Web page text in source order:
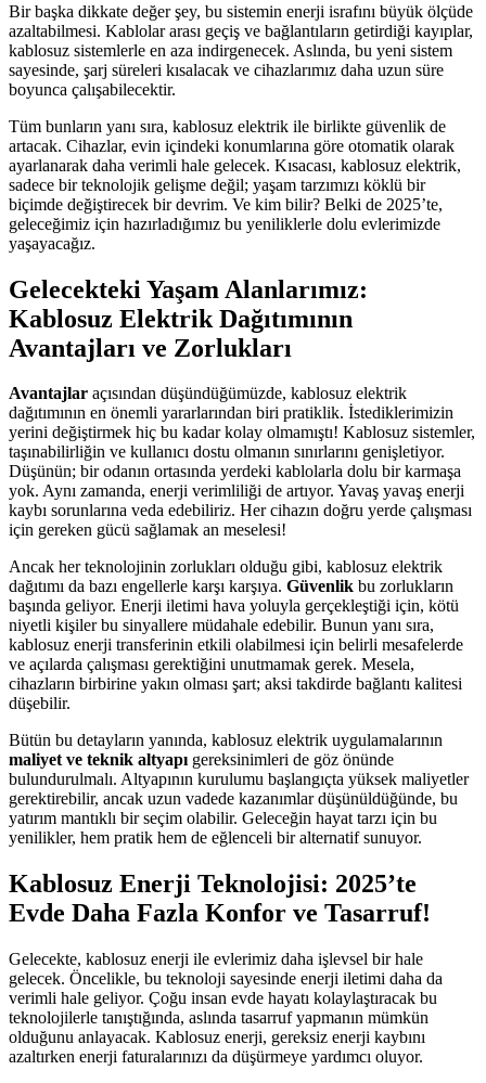
Bir başka dikkate değer şey, bu sistemin enerji israfını büyük ölçüde
azaltabilmesi. Kablolar arası geçiş ve bağlantıların getirdiği kayıplar,
kablosuz sistemlerle en aza indirgenecek. Aslında, bu yeni sistem
sayesinde, şarj süreleri kısalacak ve cihazlarımız daha uzun süre
boyunca çalışabilecektir.
Tüm bunların yanı sıra, kablosuz elektrik ile birlikte güvenlik de
artacak. Cihazlar, evin içindeki konumlarına göre otomatik olarak
ayarlanarak daha verimli hale gelecek. Kısacası, kablosuz elektrik,
sadece bir teknolojik gelişme değil; yaşam tarzımızı köklü bir
biçimde değiştirecek bir devrim. Ve kim bilir? Belki de 2025’te,
geleceğimiz için hazırladığımız bu yeniliklerle dolu evlerimizde
yaşayacağız.
Gelecekteki Yaşam Alanlarımız:
Kablosuz Elektrik Dağıtımının
Avantajları ve Zorlukları
Avantajlar açısından düşündüğümüzde, kablosuz elektrik
dağıtımının en önemli yararlarından biri pratiklik. İstediklerimizin
yerini değiştirmek hiç bu kadar kolay olmamıştı! Kablosuz sistemler,
taşınabilirliğin ve kullanıcı dostu olmanın sınırlarını genişletiyor.
Düşünün; bir odanın ortasında yerdeki kablolarla dolu bir karmaşa
yok. Aynı zamanda, enerji verimliliği de artıyor. Yavaş yavaş enerji
kaybı sorunlarına veda edebiliriz. Her cihazın doğru yerde çalışması
için gereken gücü sağlamak an meselesi!
Ancak her teknolojinin zorlukları olduğu gibi, kablosuz elektrik
dağıtımı da bazı engellerle karşı karşıya. Güvenlik bu zorlukların
başında geliyor. Enerji iletimi hava yoluyla gerçekleştiği için, kötü
niyetli kişiler bu sinyallere müdahale edebilir. Bunun yanı sıra,
kablosuz enerji transferinin etkili olabilmesi için belirli mesafelerde
ve açılarda çalışması gerektiğini unutmamak gerek. Mesela,
cihazların birbirine yakın olması şart; aksi takdirde bağlantı kalitesi
düşebilir.
Bütün bu detayların yanında, kablosuz elektrik uygulamalarının
maliyet ve teknik altyapıgereksinimleri de göz önünde
bulundurulmalı. Altyapının kurulumu başlangıçta yüksek maliyetler
gerektirebilir, ancak uzun vadede kazanımlar düşünüldüğünde, bu
yatırım mantıklı bir seçim olabilir. Geleceğin hayat tarzı için bu
yenilikler, hem pratik hem de eğlenceli bir alternatif sunuyor.
Kablosuz Enerji Teknolojisi: 2025’te
Evde Daha Fazla Konfor ve Tasarruf!
Gelecekte, kablosuz enerji ile evlerimiz daha işlevsel bir hale
gelecek. Öncelikle, bu teknoloji sayesinde enerji iletimi daha da
verimli hale geliyor. Çoğu insan evde hayatı kolaylaştıracak bu
teknolojilerle tanıştığında, aslında tasarruf yapmanın mümkün
olduğunu anlayacak. Kablosuz enerji, gereksiz enerji kaybını
azaltırken enerji faturalarınızı da düşürmeye yardımcı oluyor.